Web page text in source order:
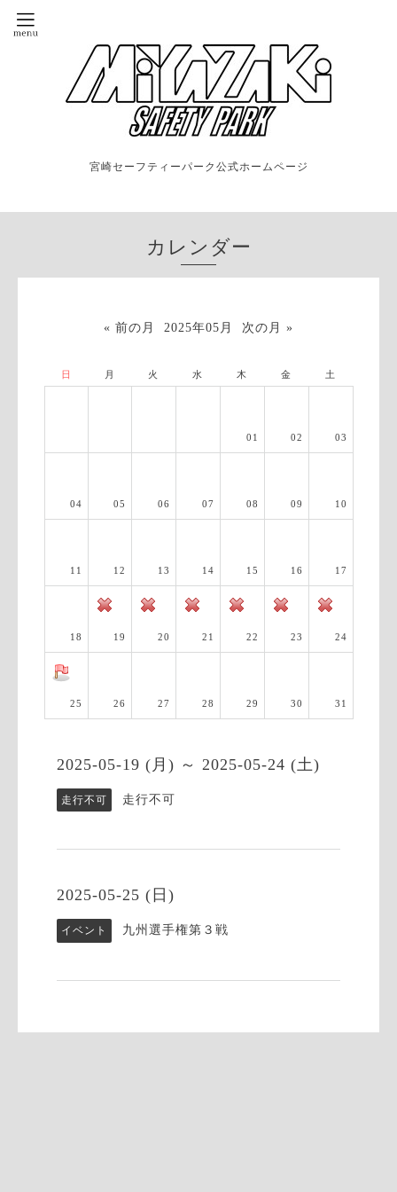
宮崎セーフティーパーク公式ホームページ
カレンダー
« 前の月 2025年05月 次の月 »
日 月 火 水 木 金 土
01 02 03
04 05 06 07 08 09 10
11 12 13 14 15 16 17
18 19 20 21 22 23 24
25 26 27 28 29 30 31
2025-05-19 (月) ～ 2025-05-24 (土)
走行不可 走行不可
2025-05-25 (日)
イベント 九州選手権第３戦